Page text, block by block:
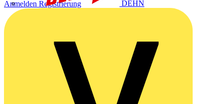
DEHN
Anmelden Registrierung